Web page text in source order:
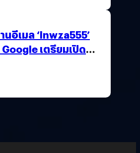
อีเมล ‘lnwza555’
Google เตรียมเปิด